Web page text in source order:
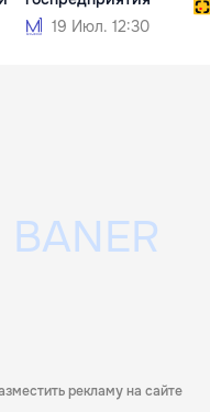
19 Июл. 12:30
рекламу на сайте